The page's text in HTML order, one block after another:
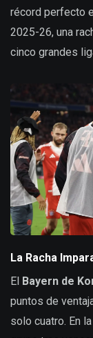
récord perfecto
2025-26, una
cinco grandes
La Racha
El Bayern de
puntos de
solo cuatro. En